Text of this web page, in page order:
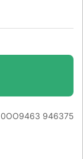
0OO9463 946375